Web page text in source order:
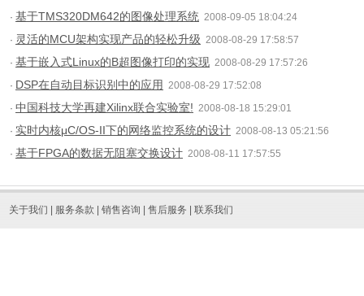
· 基于TMS320DM642的图像处理系统 2008-09-05 18:04:24
· 灵活的MCU架构实现产品的轻松升级 2008-08-29 17:58:57
· 基于嵌入式Linux的B超图像打印的实现 2008-08-29 17:57:26
· DSP在自动目标识别中的应用 2008-08-29 17:52:08
· 中国科技大学再建Xilinx联合实验室! 2008-08-18 15:29:01
· 实时内核μC/OS-II下的网络监控系统的设计 2008-08-13 05:21:56
· 基于FPGA的数据无阻塞交换设计 2008-08-11 17:57:55
关于我们 服务条款 销售咨询 售后服务 联系我们